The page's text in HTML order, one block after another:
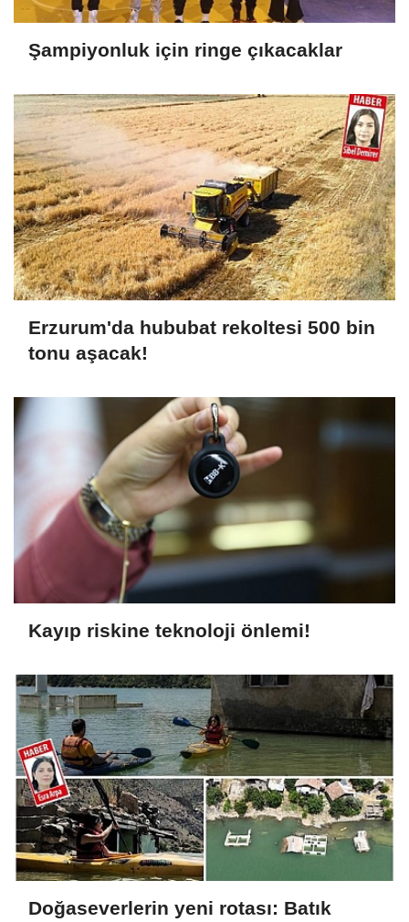
Şampiyonluk için ringe çıkacaklar
Erzurum'da hububat rekoltesi 500 bin
tonu aşacak!
Kayıp riskine teknoloji önlemi!
Doğaseverlerin yeni rotası: Batık